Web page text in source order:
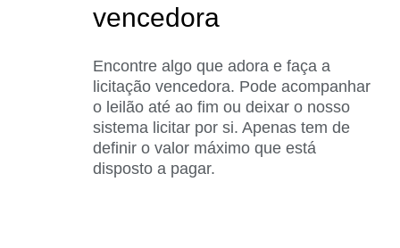
vencedora
Encontre algo que adora e faça a
licitação vencedora. Pode acompanhar
o leilão até ao fim ou deixar o nosso
sistema licitar por si. Apenas tem de
definir o valor máximo que está
disposto a pagar.